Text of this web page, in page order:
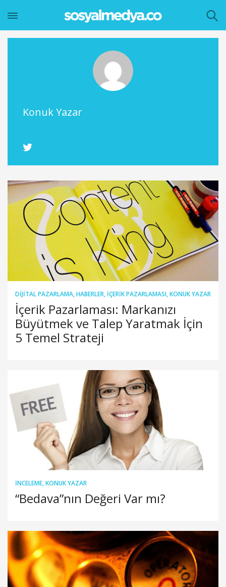
Konuk Yazar
DIJITAL PAZARLAMA,HABERLER, İÇERIK PAZARLAMASI,KONUK YAZAR
İçerik Pazarlaması: Markanızı
Büyütmek ve Talep Yaratmak İçin
5 Temel Strateji
İNCELEME,KONUK YAZAR
“Bedava”nın Değeri Var mı?